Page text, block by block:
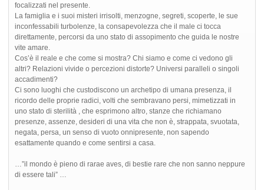
focalizzati nel presente.
La famiglia e i suoi misteri irrisolti, menzogne, segreti, scoperte, le sue
inconfessabili turbolenze, la consapevolezza che il male ci tocca
direttamente, percorsi da uno stato di assopimento che guida le nostre
vite amare.
Cos’è il reale e che come si mostra? Chi siamo e come ci vedono gli
altri? Relazioni vivide o percezioni distorte? Universi paralleli o singoli
accadimenti?
Ci sono luoghi che custodiscono un archetipo di umana presenza, il
ricordo delle proprie radici, volti che sembravano persi, mimetizzati in
uno stato di sterilità , che esprimono altro, stanze che richiamano
presenze, assenze, desideri di una vita che non è, strappata, svuotata,
negata, persa, un senso di vuoto onnipresente, non sapendo
esattamente quando e come sentirsi a casa.
…”il mondo è pieno di rarae aves, di bestie rare che non sanno neppure
di essere tali” …